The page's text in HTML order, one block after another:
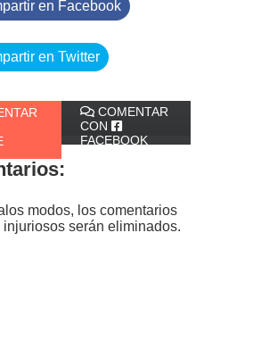
en Facebook
en Twitter
COMENTAR
CON
FACEBOOK
modos, los comentarios
serán eliminados.